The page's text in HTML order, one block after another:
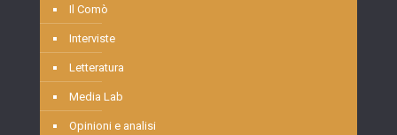
Il Comò
Interviste
Letteratura
Media Lab
Opinioni e analisi